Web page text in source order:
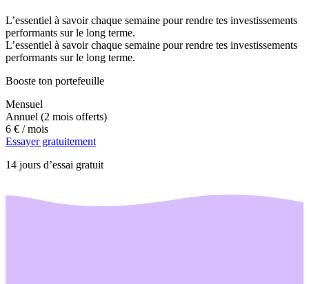
L’essentiel à savoir chaque semaine pour rendre tes investissements
performants sur le long terme.
L’essentiel à savoir chaque semaine pour rendre tes investissements
performants sur le long terme.
Booste ton portefeuille
Mensuel
Annuel (2 mois offerts)
6 € / mois
Essayer gratuitement
14 jours d’essai gratuit